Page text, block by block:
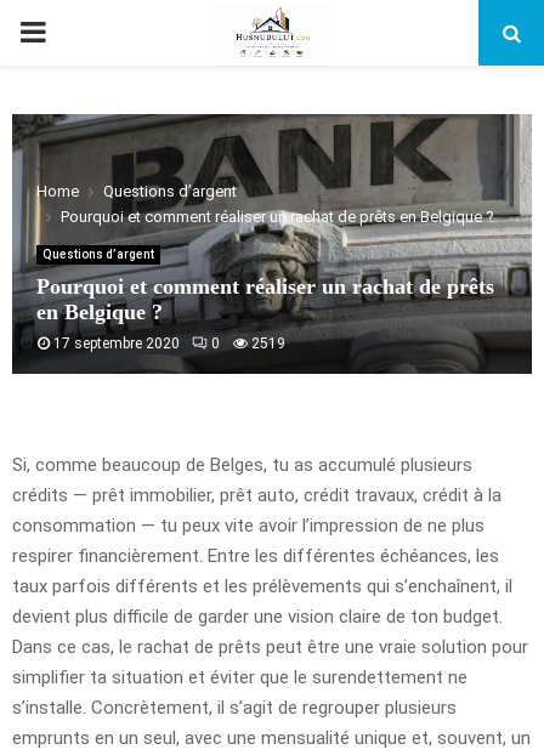
PRIMARY
Home
Questions d’argent
Pourquoi et comment réaliser un rachat de prêts en Belgique ?
Questions d’argent
Pourquoi et comment réaliser un rachat de prêts
en Belgique ?
17 septembre 2020 0 2519
Si, comme beaucoup de Belges, tu as accumulé plusieurs
crédits — prêt immobilier, prêt auto, crédit travaux, crédit à la
consommation — tu peux vite avoir l’impression de ne plus
respirer financièrement. Entre les différentes échéances, les
taux parfois différents et les prélèvements qui s’enchaînent, il
devient plus difficile de garder une vision claire de ton budget.
Dans ce cas, le rachat de prêts peut être une vraie solution pour
simplifier ta situation et éviter que le surendettement ne
s’installe. Concrètement, il s’agit de regrouper plusieurs
emprunts en un seul, avec une mensualité unique et, souvent, un